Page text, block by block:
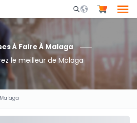
Mobile Search
À Faire À Malaga
le meilleur de Malaga
Malaga